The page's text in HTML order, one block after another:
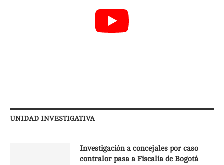
UNIDAD INVESTIGATIVA
Investigación a concejales por caso
contralor pasa a Fiscalía de Bogotá